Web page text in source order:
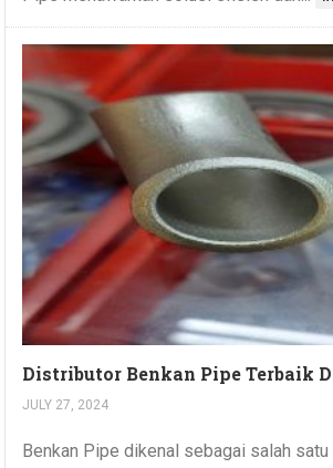
Distributor Benkan Pipe Terbaik
JULY 27, 2024
Benkan Pipe dikenal sebagai salah